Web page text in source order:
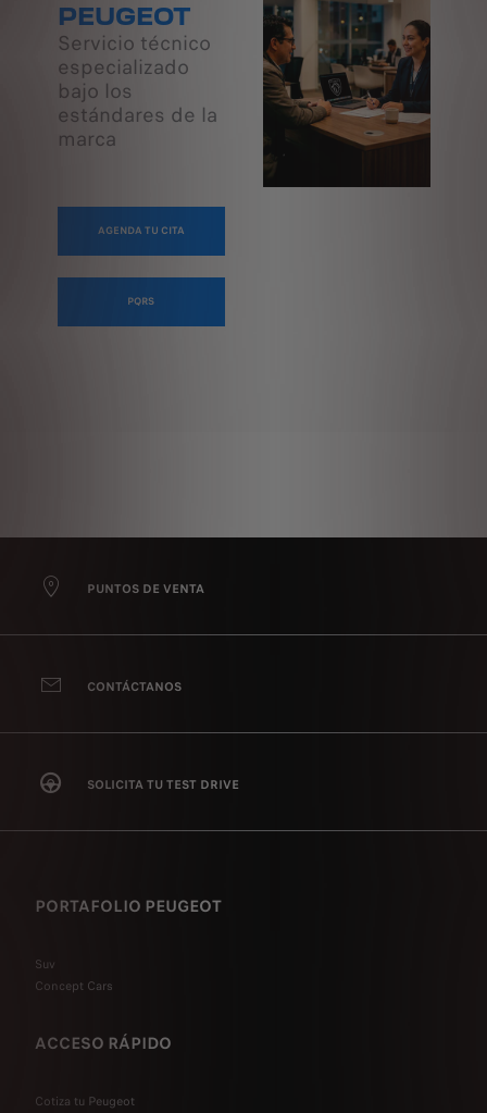
PEUGEOT
Servicio técnico
especializado
bajo los
estándares de la
marca
AGENDA TU CITA
PQRS
PUNTOS DE VENTA
CONTÁCTANOS
SOLICITA TU TEST DRIVE
PORTAFOLIO PEUGEOT
Suv
Concept Cars
ACCESO RÁPIDO
Cotiza tu Peugeot